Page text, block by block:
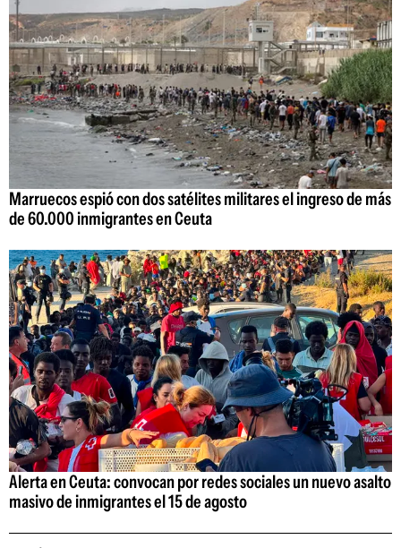
Marruecos espió con dos satélites militares el ingreso de más
de 60.000 inmigrantes en Ceuta
Alerta en Ceuta: convocan por redes sociales un nuevo asalto
masivo de inmigrantes el 15 de agosto